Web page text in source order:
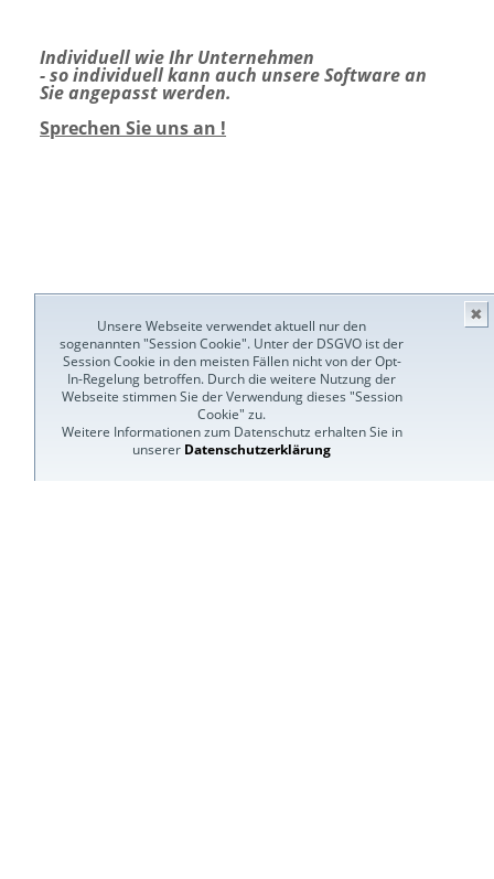
Individuell wie Ihr Unternehmen
- so individuell kann auch unsere Software an
Sie angepasst werden.
Sprechen Sie uns an !
Unsere Webseite verwendet aktuell nur den
sogenannten "Session Cookie". Unter der DSGVO ist der
Session Cookie in den meisten Fällen nicht von der Opt-
In-Regelung betroffen. Durch die weitere Nutzung der
Webseite stimmen Sie der Verwendung dieses "Session
Cookie" zu.
Weitere Informationen zum Datenschutz erhalten Sie in
unserer Datenschutzerklärung
✖